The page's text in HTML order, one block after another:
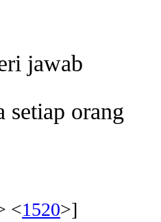
jawab
setiap orang
<1520>]